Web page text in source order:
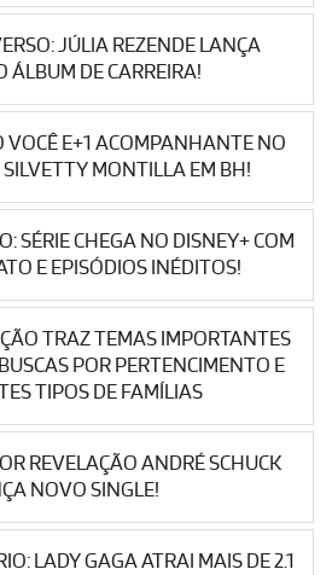
JÚLIA REZENDE LANÇA
ÁLBUM DE CARREIRA!
VOCÊ E+1 ACOMPANHANTE NO
MONTILLA EM BH!
SÉRIE CHEGA NO DISNEY+ COM
E EPISÓDIOS INÉDITOS!
TRAZ TEMAS IMPORTANTES
POR PERTENCIMENTO E
TIPOS DE FAMÍLIAS
REVELAÇÃO ANDRÉ SCHUCK
NOVO SINGLE!
LADY GAGA ATRAI MAIS DE 2.1